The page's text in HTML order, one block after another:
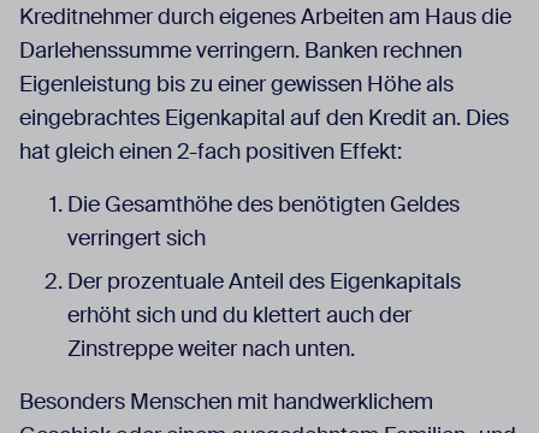
Kreditnehmer durch eigenes Arbeiten am Haus die
Darlehenssumme verringern. Banken rechnen
Eigenleistung bis zu einer gewissen Höhe als
eingebrachtes Eigenkapital auf den Kredit an. Dies
hat gleich einen 2-fach positiven Effekt:
Die Gesamthöhe des benötigten Geldes
verringert sich
Der prozentuale Anteil des Eigenkapitals
erhöht sich und du klettert auch der
Zinstreppe weiter nach unten.
Besonders Menschen mit handwerklichem